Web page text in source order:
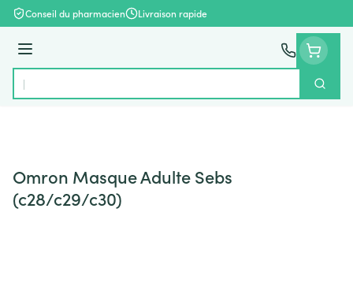
Aller au contenu
Conseil du pharmacien Livraison rapide
Menu
Rechercher
Omron Masque Adulte Sebs
(c28/c29/c30)